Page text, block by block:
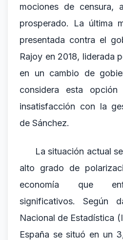
mociones de censura,
prosperado. La última
presentada contra el
Rajoy en 2018, liderada
en un cambio de
considera esta
insatisfacción con la
de Sánchez.
La situación actual
alto grado de
economía que
significativos. Según
Nacional de Estadística
España se situó en un